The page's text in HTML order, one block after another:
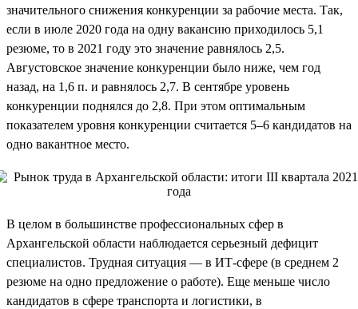
значительного снижения конкуренции за рабочие места. Так,
если в июле 2020 года на одну вакансию приходилось 5,1
резюме, то в 2021 году это значение равнялось 2,5.
Августовское значение конкуренции было ниже, чем год
назад, на 1,6 п. и равнялось 2,7. В сентябре уровень
конкуренции поднялся до 2,8. При этом оптимальным
показателем уровня конкуренции считается 5–6 кандидатов на
одно вакантное место.
В целом в большинстве профессиональных сфер в
Архангельской области наблюдается серьезный дефицит
специалистов. Трудная ситуация — в ИТ-сфере (в среднем 2
резюме на одно предложение о работе). Еще меньше число
кандидатов в сфере транспорта и логистики, в